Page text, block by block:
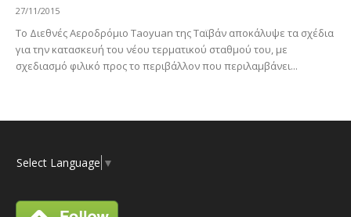
27/11/2015
Το Διεθνές Αεροδρόμιο Taoyuan της Ταϊβάν αποκάλυψε τα σχέδια
για την κατασκευή του νέου τερματικού σταθμού του, με
σχεδιασμό φιλικό προς το περιβάλλον που περιλαμβάνει...
Select Language ▼